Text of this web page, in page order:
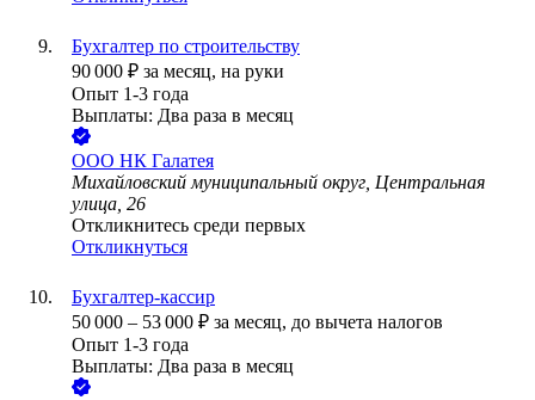
Бухгалтер по строительству
90 000 ₽ за месяц, на руки
Опыт 1-3 года
Выплаты: Два раза в месяц
ООО НК Галатея
Михайловский муниципальный округ, Центральная
улица, 26
Откликнитесь среди первых
Откликнуться
Бухгалтер-кассир
50 000 – 53 000 ₽ за месяц, до вычета налогов
Опыт 1-3 года
Выплаты: Два раза в месяц